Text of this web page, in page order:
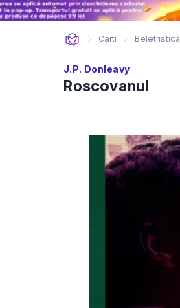
Carti Beletristica
J.P. Donleavy
Roscovanul